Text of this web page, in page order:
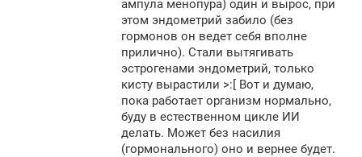
ампула менопура) один и вырос, при
этом эндометрий забило (без
гормонов он ведет себя вполне
прилично). Стали вытягивать
эстрогенами эндометрий, только
кисту вырастили >:[ Вот и думаю,
пока работает организм нормально,
буду в естественном цикле ИИ
делать. Может без насилия
(гормонального) оно и вернее будет.